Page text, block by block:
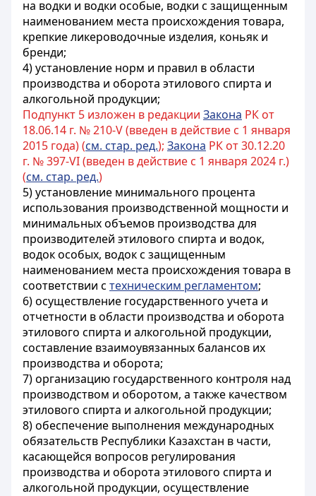
на водки и водки особые, водки с защищенным
наименованием места происхождения товара,
крепкие ликероводочные изделия, коньяк и
бренди;
4) установление норм и правил в области
производства и оборота этилового спирта и
алкогольной продукции;
Подпункт 5 изложен в редакции Закона РК от
18.06.14 г. № 210-V (введен в действие с 1 января
2015 года) (см. стар. ред.); Закона РК от 30.12.20
г. № 397-VI (введен в действие с 1 января 2024 г.)
(см. стар. ред.)
5) установление минимального процента
использования производственной мощности и
минимальных объемов производства для
производителей этилового спирта и водок,
водок особых, водок с защищенным
наименованием места происхождения товара в
соответствии с техническим регламентом;
6) осуществление государственного учета и
отчетности в области производства и оборота
этилового спирта и алкогольной продукции,
составление взаимоувязанных балансов их
производства и оборота;
7) организацию государственного контроля над
производством и оборотом, а также качеством
этилового спирта и алкогольной продукции;
8) обеспечение выполнения международных
обязательств Республики Казахстан в части,
касающейся вопросов регулирования
производства и оборота этилового спирта и
алкогольной продукции, осуществление